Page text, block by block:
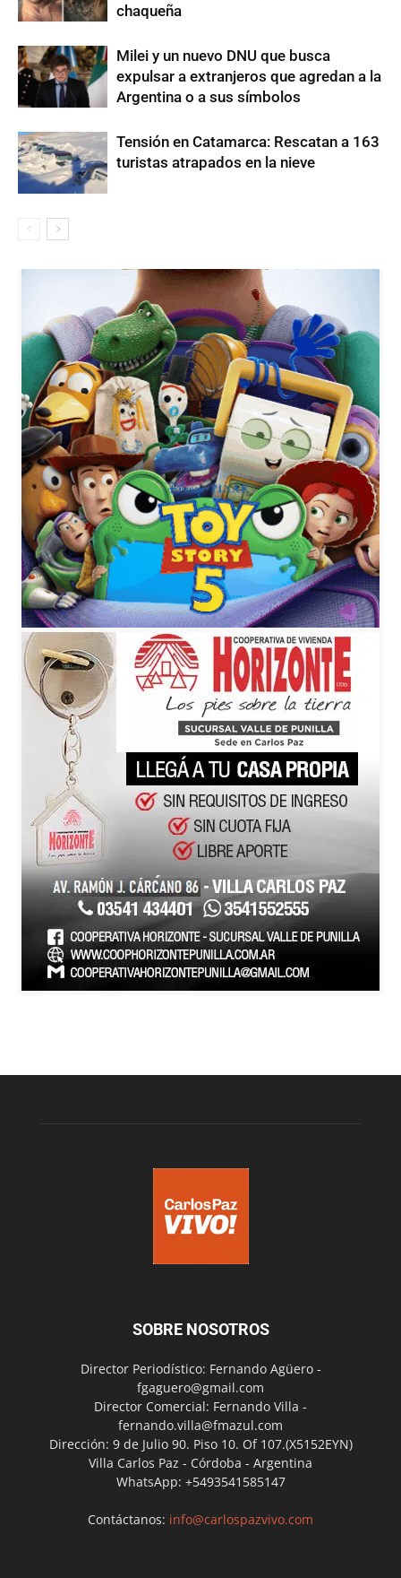
chaqueña
Milei y un nuevo DNU que busca
expulsar a extranjeros que agredan a la
Argentina o a sus símbolos
Tensión en Catamarca: Rescatan a 163
turistas atrapados en la nieve
SOBRE NOSOTROS
Director Periodístico: Fernando Agüero -
fgaguero@gmail.com
Director Comercial: Fernando Villa -
fernando.villa@fmazul.com
Dirección: 9 de Julio 90. Piso 10. Of 107.(X5152EYN)
Villa Carlos Paz - Córdoba - Argentina
WhatsApp: +5493541585147
Contáctanos: info@carlospazvivo.com